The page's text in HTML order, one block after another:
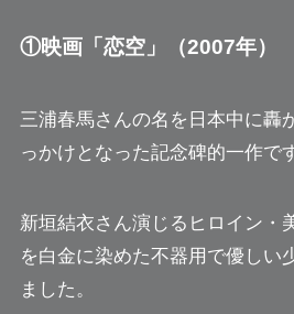
①映画「恋空」（2007年）
三浦春馬さんの名を日本中に轟
っかけとなった記念碑的一作で
新垣結衣さん演じるヒロイン・
を白金に染めた不器用で優しい
ました。